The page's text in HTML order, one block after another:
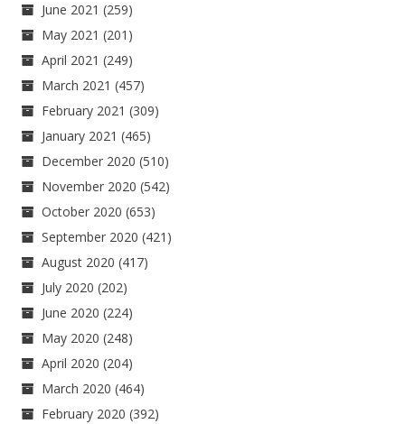
June 2021 (259)
May 2021 (201)
April 2021 (249)
March 2021 (457)
February 2021 (309)
January 2021 (465)
December 2020 (510)
November 2020 (542)
October 2020 (653)
September 2020 (421)
August 2020 (417)
July 2020 (202)
June 2020 (224)
May 2020 (248)
April 2020 (204)
March 2020 (464)
February 2020 (392)